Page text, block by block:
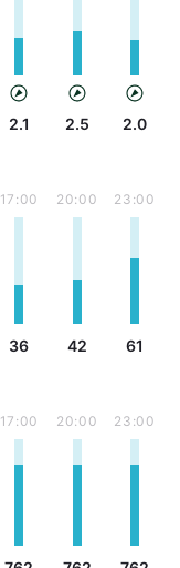
2.1 2.5 2.0
17:00
36
20:00
42
23:00
61
17:00 20:00 23:00